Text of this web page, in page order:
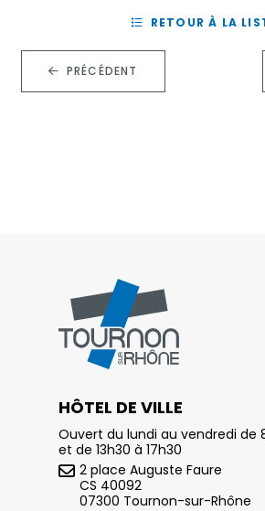
PRÉCÉDENT
RETOUR À LA
HÔTEL DE VILLE
Ouvert du lundi au vendredi de
et de 13h30 à 17h30
2 place Auguste Faure
CS 40092
07300 Tournon-sur-Rhône